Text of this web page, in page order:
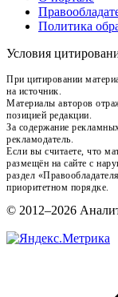
Политика
Условия
При цитировании
на источник.
Материалы авторов
позицией редакции.
За содержание
рекламодатель.
Если вы считаете, что
размещён на сайте с
раздел
приоритетном порядке.
© 2012–2026